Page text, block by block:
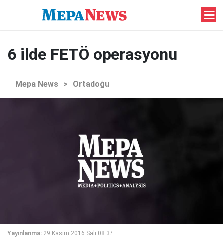
6 ilde FETÖ operasyonu
Mepa News > Ortadoğu
Yayınlanma: 29 Kasım 2016 Salı 08:37